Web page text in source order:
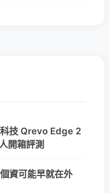
技 Qrevo Edge 2
開箱評測
資可能早就在外